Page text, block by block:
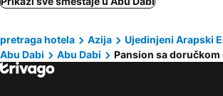
pretraga hotela Azija
Ujedinjeni Arapski
Abu Dabi
Abu Dabi Pansion sa doručkom